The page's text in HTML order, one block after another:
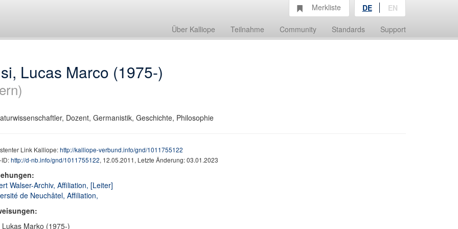
Über Kalliope Teilnahme Community Standards Support
Merkliste DE EN
Lucas Marco (1975-)
Dozent, Germanistik, Geschichte, Philosophie
Link Kalliope:http://kalliope-verbund.info/gnd/1011755122
http://d-nb.info/gnd/1011755122, 12.05.2011, Letzte Änderung: 03.01.2023
Walser-Archiv, Affiliation, [Leiter]
de Neuchâtel, Affiliation,
Lukas Marko (1975-)